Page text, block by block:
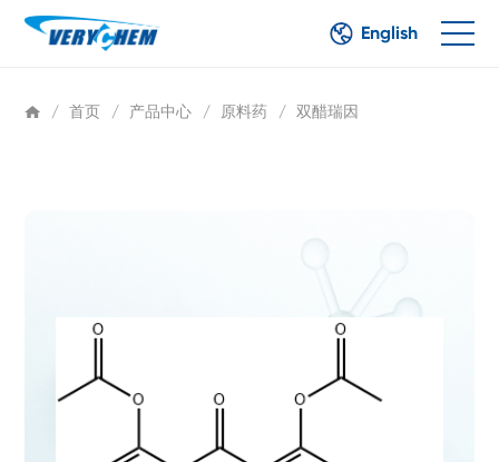
English
/ 首页 / 产品中心 / 原料药 / 双醋瑞因